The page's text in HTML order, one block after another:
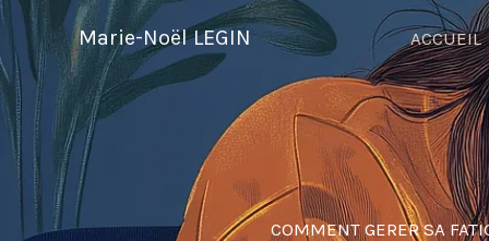
Aller
contenu
Marie-Noël LEGIN ACCUEIL
COMMENT GERER SA